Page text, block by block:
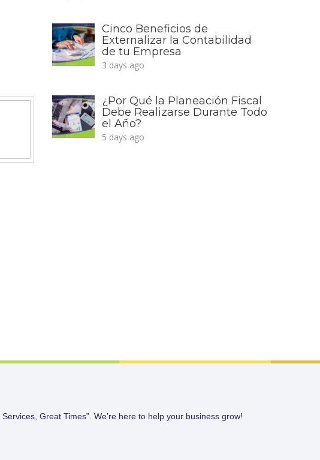
Cinco Beneficios de
Externalizar la Contabilidad
de tu Empresa
3 days ago
¿Por Qué la Planeación Fiscal
Debe Realizarse Durante Todo
el Año?
5 days ago
Great Times”. We’re here to help your business grow!